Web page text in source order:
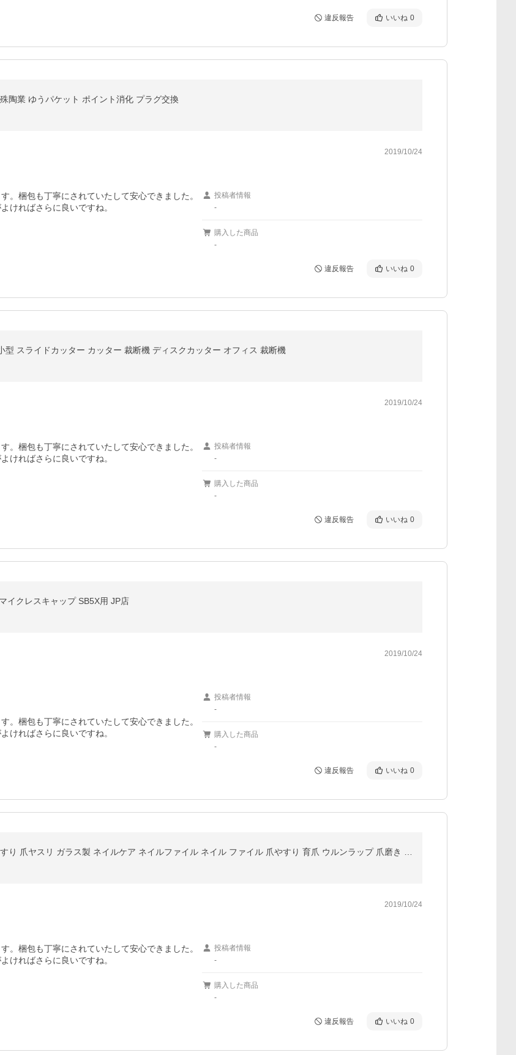
違反報告 いいね 0
陶業 ゆうパケット ポイント消化 プラグ交換
2019/10/24
。梱包も丁寧にされていたして安心できました。
ければさらに良いですね。
投稿者情報
-
購入した商品
-
違反報告 いいね 0
型 スライドカッター カッター 裁断機 ディスクカッター オフィス 裁断機
2019/10/24
。梱包も丁寧にされていたして安心できました。
ければさらに良いですね。
投稿者情報
-
購入した商品
-
違反報告 いいね 0
イクレスキャップ SB5X用 JP店
2019/10/24
。梱包も丁寧にされていたして安心できました。
ければさらに良いですね。
投稿者情報
-
購入した商品
-
違反報告 いいね 0
2019/10/24
。梱包も丁寧にされていたして安心できました。
ければさらに良いですね。
投稿者情報
-
購入した商品
-
違反報告 いいね 0